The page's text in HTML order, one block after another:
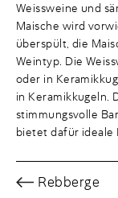
Weissweine und
Maische wird
überspült, die
Weintyp. Die
oder in
in Keramikkugeln.
stimmungsvolle
bietet dafür ideale
Rebberge